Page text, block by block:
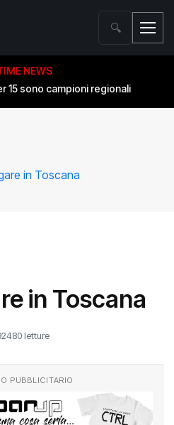
🔍
NEWS
15 sono campioni regionali
in Toscana
in Toscana
2480 letture
PUBBLICITARIO